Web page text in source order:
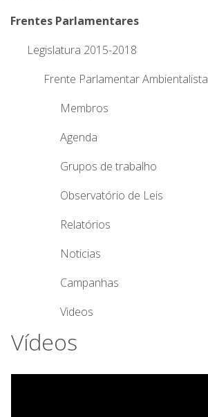
Frentes Parlamentares
Legislatura 2015-2018
Frente Parlamentar Ambientalista
Membros
Agenda
Grupos de trabalho
Observatório de Leis
Relatórios
Noticias
Campanhas
Videos
Vídeos